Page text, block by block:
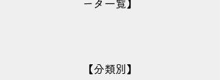
ータ一覧】
【分類別】